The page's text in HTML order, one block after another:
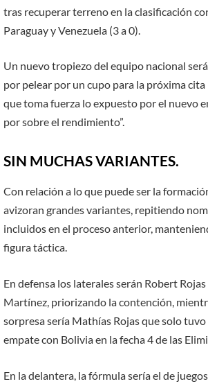
tras recuperar terreno en la clasificación
Paraguay y Venezuela (3 a 0).
Un nuevo tropiezo del equipo nacional
por pelear por un cupo para la próxima
que toma fuerza lo expuesto por el nuevo
por sobre el rendimiento”.
SIN MUCHAS VARIANTES.
Con relación a lo que puede ser la
avizoran grandes variantes, repitiendo
incluidos en el proceso anterior,
figura táctica.
En defensa los laterales serán Robert
Martínez, priorizando la contención,
sorpresa sería Mathías Rojas que solo
empate con Bolivia en la fecha 4 de las
En la delantera, la fórmula sería el de